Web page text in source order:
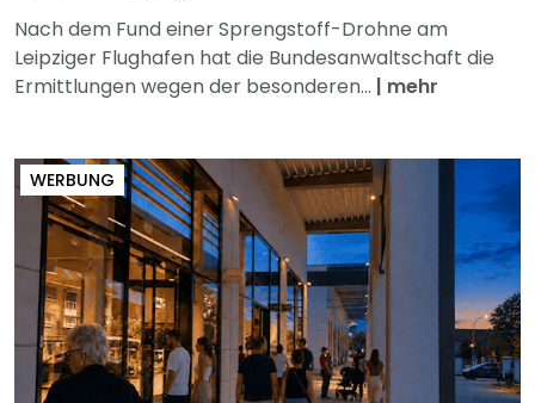
Nach dem Fund einer Sprengstoff-Drohne am
Leipziger Flughafen hat die Bundesanwaltschaft die
Ermittlungen wegen der besonderen... | mehr
WERBUNG